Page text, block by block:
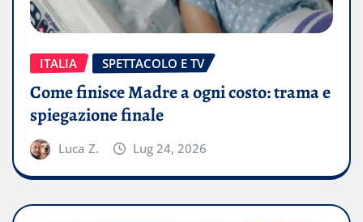
ITALIA SPETTACOLO E TV
Come finisce Madre a ogni costo: trama e
spiegazione finale
Luca Z. Lug 24, 2026